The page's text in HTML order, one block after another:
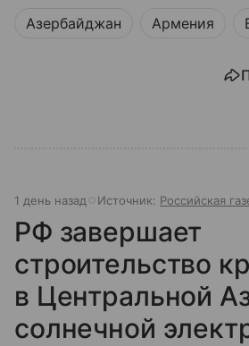
Азербайджан Армения
1 день назад Источник: Российская
РФ завершает
строительство
в Центральной
солнечной